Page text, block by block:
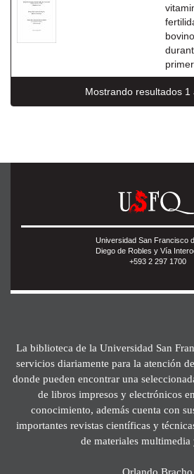
Mostrando resultados 1
Universidad San Francisco
Diego de Robles y Vía
+593 2 297 1700
La biblioteca de la Universidad San
servicios diariamente para la atención
donde pueden encontrar una
de libros impresos y electrónicos
conocimiento, además cuenta con
importantes revistas científicas y
de materiales multimedia
Orlando Bracho